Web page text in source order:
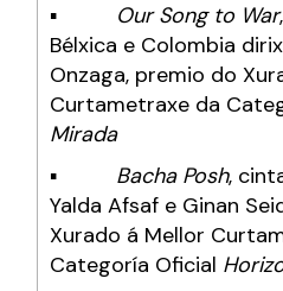
▪ Our Song to War
Bélxica e Colombia
Onzaga, premio do
Curtametraxe da
Mirada
▪ Bacha Posh,
Yalda Afsaf e Ginan
Xurado á Mellor
Categoría Oficial